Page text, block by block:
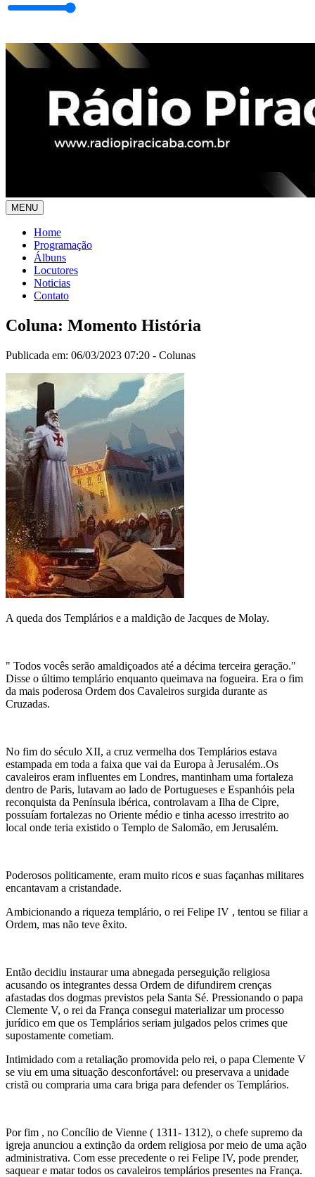
MENU
Home
Programação
Álbuns
Locutores
Noticias
Contato
Coluna: Momento História
Publicada em: 06/03/2023 07:20 - Colunas
A queda dos Templários e a maldição de Jacques de Molay.
" Todos vocês serão amaldiçoados até a décima terceira geração."
Disse o último templário enquanto queimava na fogueira. Era o fim
da mais poderosa Ordem dos Cavaleiros surgida durante as
Cruzadas.
No fim do século XII, a cruz vermelha dos Templários estava
estampada em toda a faixa que vai da Europa à Jerusalém..Os
cavaleiros eram influentes em Londres, mantinham uma fortaleza
dentro de Paris, lutavam ao lado de Portugueses e Espanhóis pela
reconquista da Península ibérica, controlavam a Ilha de Cipre,
possuíam fortalezas no Oriente médio e tinha acesso irrestrito ao
local onde teria existido o Templo de Salomão, em Jerusalém.
Poderosos politicamente, eram muito ricos e suas façanhas militares
encantavam a cristandade.
Ambicionando a riqueza templário, o rei Felipe IV , tentou se filiar a
Ordem, mas não teve êxito.
Então decidiu instaurar uma abnegada perseguição religiosa
acusando os integrantes dessa Ordem de difundirem crenças
afastadas dos dogmas previstos pela Santa Sé. Pressionando o papa
Clemente V, o rei da França consegui materializar um processo
jurídico em que os Templários seriam julgados pelos crimes que
supostamente cometiam.
Intimidado com a retaliação promovida pelo rei, o papa Clemente V
se viu em uma situação desconfortável: ou preservava a unidade
cristã ou compraria uma cara briga para defender os Templários.
Por fim , no Concílio de Vienne ( 1311- 1312), o chefe supremo da
igreja anunciou a extinção da ordem religiosa por meio de uma ação
administrativa. Com esse precedente o rei Felipe IV, pode prender,
saquear e matar todos os cavaleiros templários presentes na França.